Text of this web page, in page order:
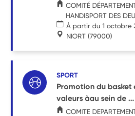
COMITÉ
HANDISPORT DES
À partir du 1 octobre
NIORT (79000)
SPORT
Promotion du basket
valeurs àau sein de ...
COMITE